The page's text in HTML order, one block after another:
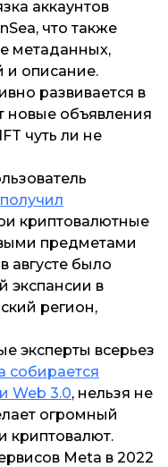
аккаунтов
что также
метаданных,
и описание.
развивается в
новые объявления
чуть ли не
получил
криптовалютные
предметами
августе было
экспансии в
регион,
эксперты всерьез
собирается
Web 3.0, нельзя не
огромный
криптовалют.
Meta в 2022